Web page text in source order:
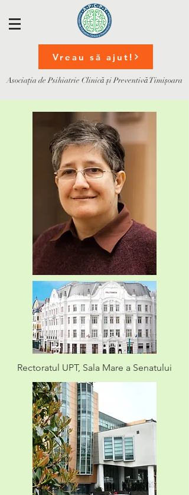
Vreau să ajut!
Asociația de Psihiatrie Clinică și Preventivă Timișoara
Rectoratul UPT, Sala Mare a Senatului